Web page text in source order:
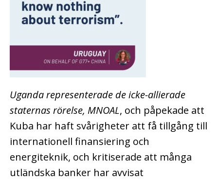
Uganda representerade de icke-allierade
staternas rörelse, MNOAL, och påpekade att
Kuba har haft svårigheter att få tillgång till
internationell finansiering och
energiteknik, och kritiserade att många
utländska banker har avvisat